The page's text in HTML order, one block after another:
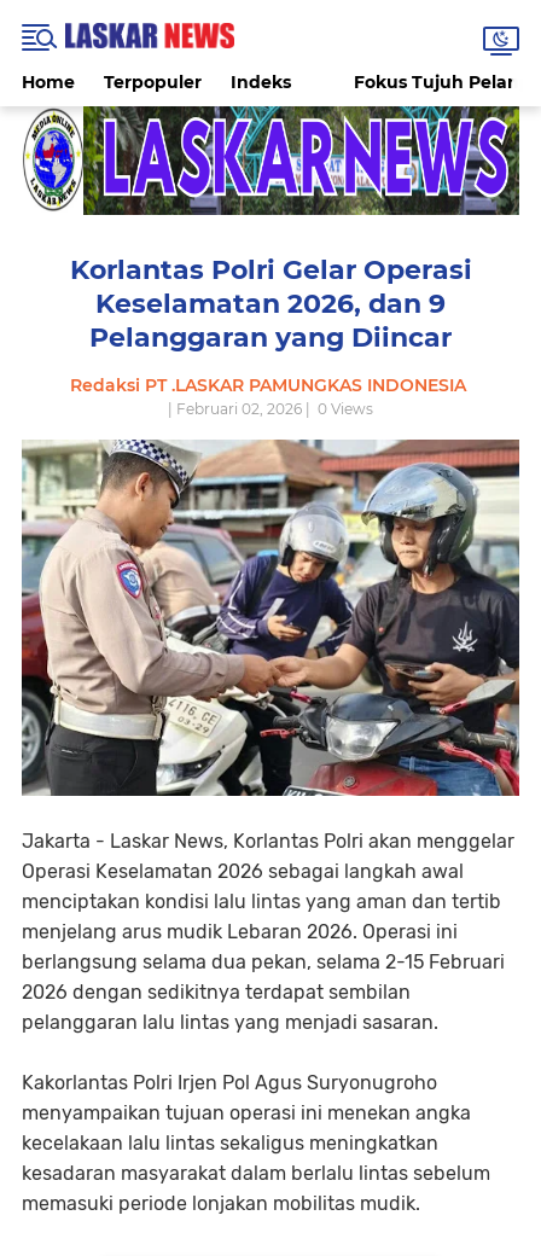
Home Terpopuler Indeks Fokus Tujuh
Korlantas Polri Gelar Operasi
Keselamatan 2026, dan 9
Pelanggaran yang Diincar
Redaksi PT .LASKAR PAMUNGKAS INDONESIA
| Februari 02, 2026 | 0 Views
Jakarta - Laskar News, Korlantas Polri akan menggelar
Operasi Keselamatan 2026 sebagai langkah awal
menciptakan kondisi lalu lintas yang aman dan tertib
menjelang arus mudik Lebaran 2026. Operasi ini
berlangsung selama dua pekan, selama 2-15 Februari
2026 dengan sedikitnya terdapat sembilan
pelanggaran lalu lintas yang menjadi sasaran.
Kakorlantas Polri Irjen Pol Agus Suryonugroho
menyampaikan tujuan operasi ini menekan angka
kecelakaan lalu lintas sekaligus meningkatkan
kesadaran masyarakat dalam berlalu lintas sebelum
memasuki periode lonjakan mobilitas mudik.